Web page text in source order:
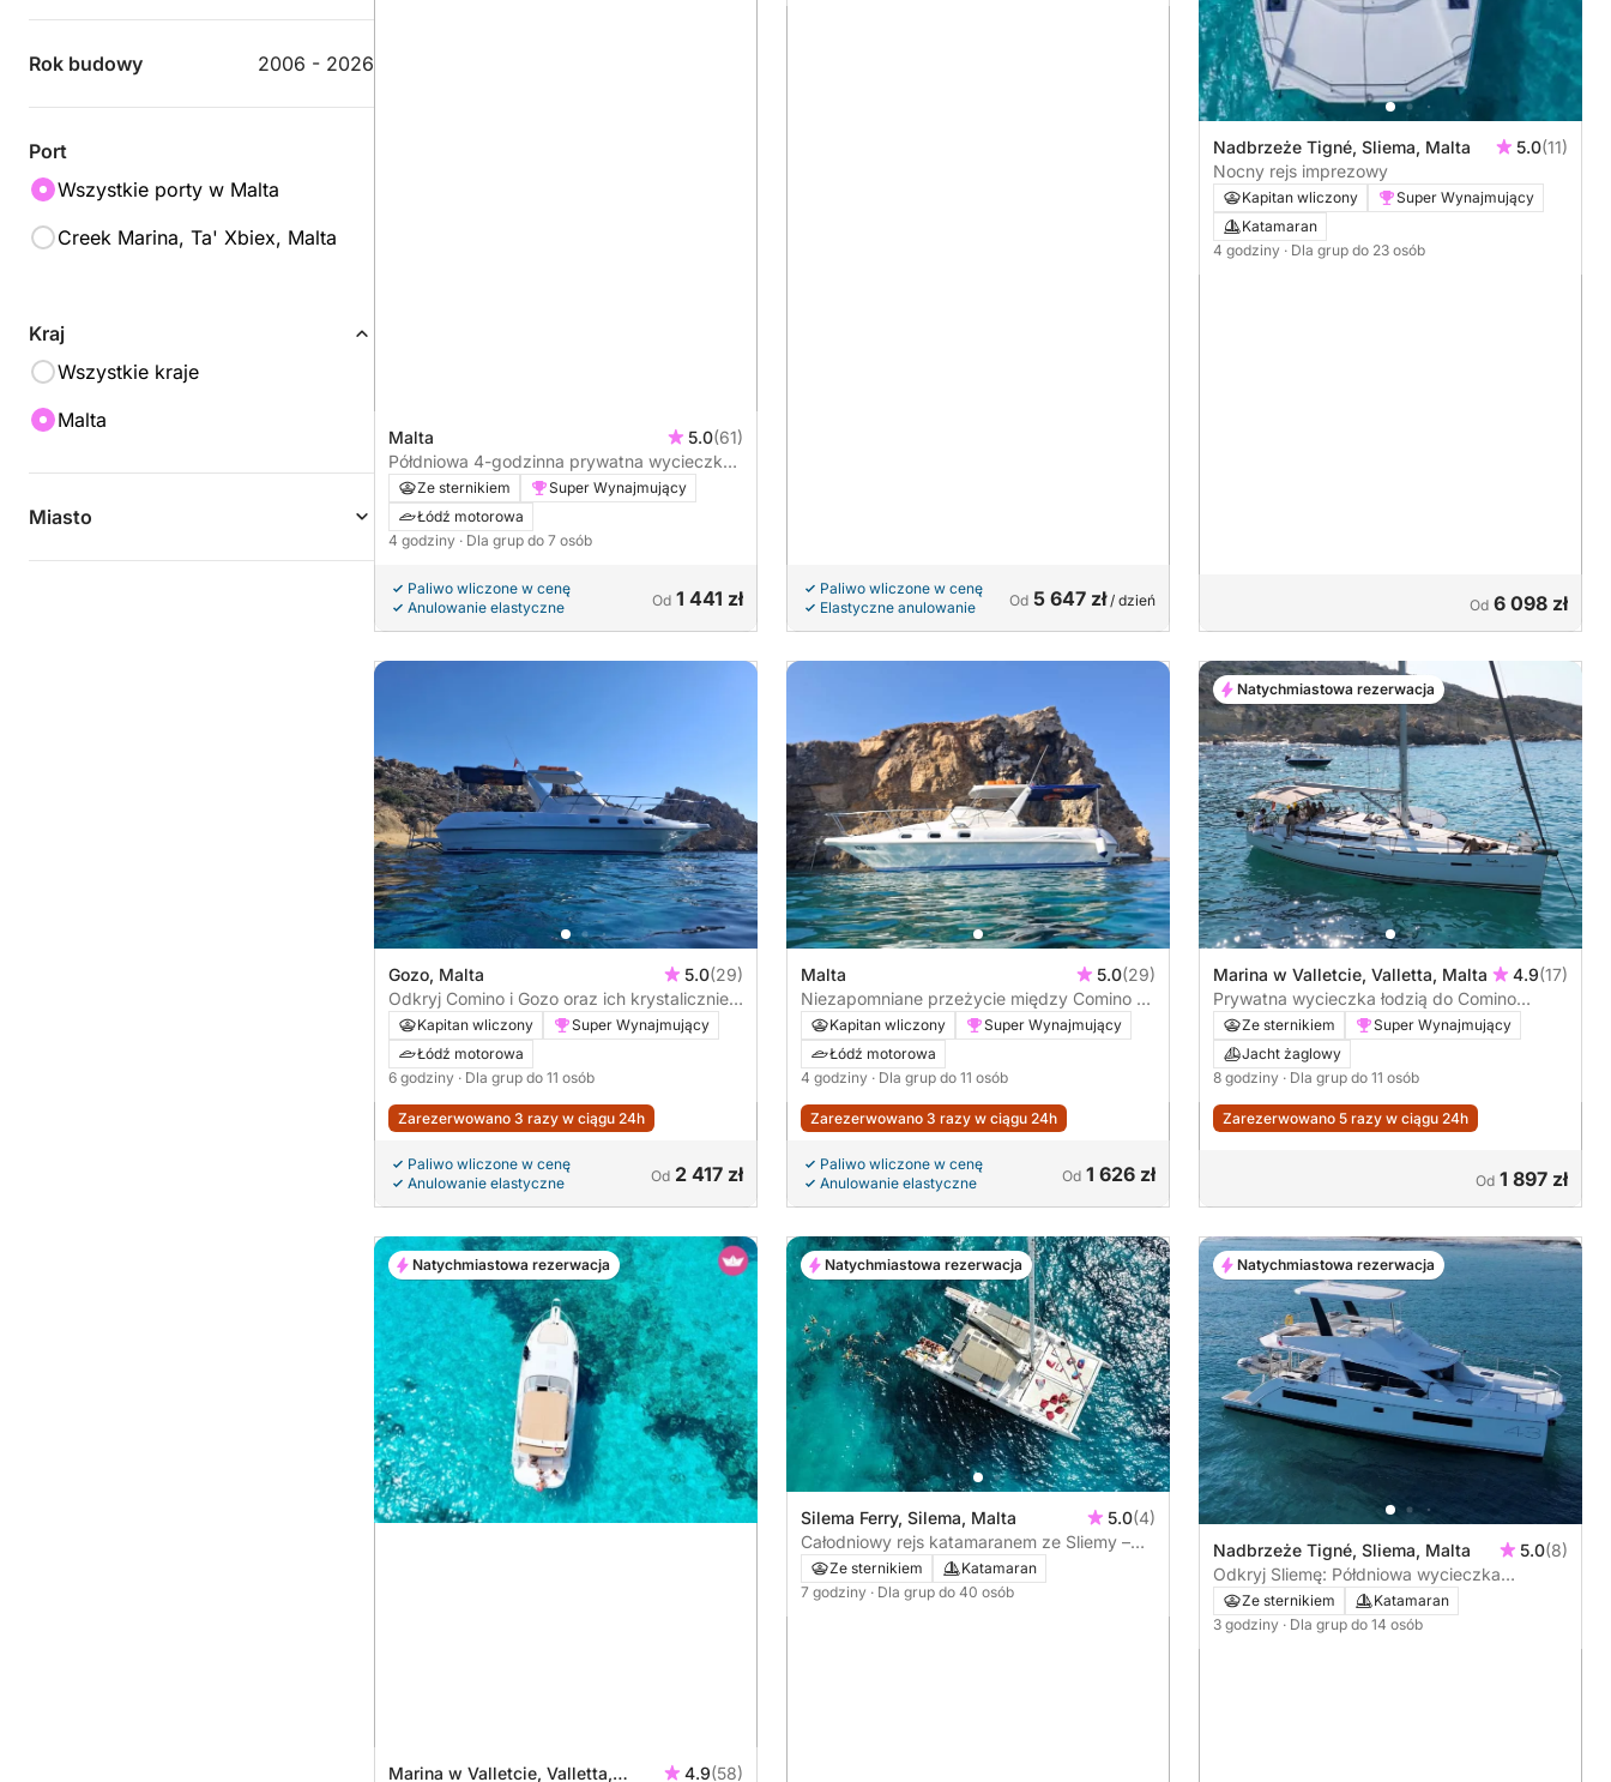
Rok budowy 2006 - 2026
Port
Wszystkie porty w Malta
Creek Marina, Ta' Xbiex, Malta
Kraj
Wszystkie kraje
Malta
Miasto
Malta 5.0(61)
Półdniowa 4-godzinna prywatna wycieczka
łodzią po Malcie
Ze sternikiem
Super Wynajmujący
Łódź motorowa
4 godziny · Dla grup do 7 osób
Paliwo wliczone w cenę
Anulowanie elastyczne
Od 1 441 zł
Paliwo wliczone w cenę
Elastyczne anulowanie
Od 5 647 zł/ dzień
Nadbrzeże Tigné, Sliema, Malta 5.0(11)
Nocny rejs imprezowy
Kapitan wliczony
Super Wynajmujący
Katamaran
4 godziny · Dla grup do 23 osób
Od 6 098 zł
Gozo, Malta 5.0(29)
Odkryj Comino i Gozo oraz ich krystalicznie
czyste wody
Kapitan wliczony
Super Wynajmujący
Łódź motorowa
6 godziny · Dla grup do 11 osób
Zarezerwowano 3 razy w ciągu 24h
Paliwo wliczone w cenę
Anulowanie elastyczne
Od 2 417 zł
Malta 5.0(29)
Niezapomniane przeżycie między Comino a
GozoKapitan wliczony
Super Wynajmujący
Łódź motorowa
4 godziny · Dla grup do 11 osób
Zarezerwowano 3 razy w ciągu 24h
Paliwo wliczone w cenę
Anulowanie elastyczne
Od 1 626 zł
Marina w Valletcie, Valletta, Malta 4.9(17)
Prywatna wycieczka łodzią do Comino
(Błękitna Laguna, Kryształowa Laguna i
Jaskinie)
Ze sternikiem
Super Wynajmujący
Jacht żaglowy
8 godziny · Dla grup do 11 osób
Zarezerwowano 5 razy w ciągu 24h
Od 1 897 zł
Natychmiastowa rezerwacja
Marina w Valletcie, Valletta, 4.9(58)
Natychmiastowa rezerwacja
Silema Ferry, Silema, Malta 5.0(4)
Całodniowy rejs katamaranem ze Sliemy –
odkryj Maltę drogą morską
Ze sternikiem
Katamaran
7 godziny · Dla grup do 40 osób
Natychmiastowa rezerwacja
Nadbrzeże Tigné, Sliema, Malta 5.0(8)
Odkryj Sliemę: Półdniowa wycieczka
luksusowym katamaranem motorowym
Ze sternikiem
Katamaran
3 godziny · Dla grup do 14 osób
Natychmiastowa rezerwacja